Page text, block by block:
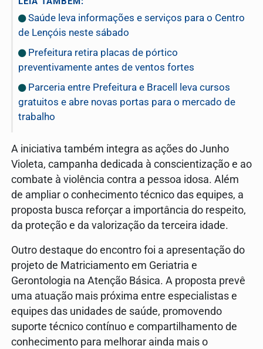
Saúde leva informações e serviços para o Centro
de Lençóis neste sábado
Prefeitura retira placas de pórtico
preventivamente antes de ventos fortes
Parceria entre Prefeitura e Bracell leva cursos
gratuitos e abre novas portas para o mercado de
trabalho
A iniciativa também integra as ações do Junho
Violeta, campanha dedicada à conscientização e ao
combate à violência contra a pessoa idosa. Além
de ampliar o conhecimento técnico das equipes, a
proposta busca reforçar a importância do respeito,
da proteção e da valorização da terceira idade.
Outro destaque do encontro foi a apresentação do
projeto de Matriciamento em Geriatria e
Gerontologia na Atenção Básica. A proposta prevê
uma atuação mais próxima entre especialistas e
equipes das unidades de saúde, promovendo
suporte técnico contínuo e compartilhamento de
conhecimento para melhorar ainda mais o